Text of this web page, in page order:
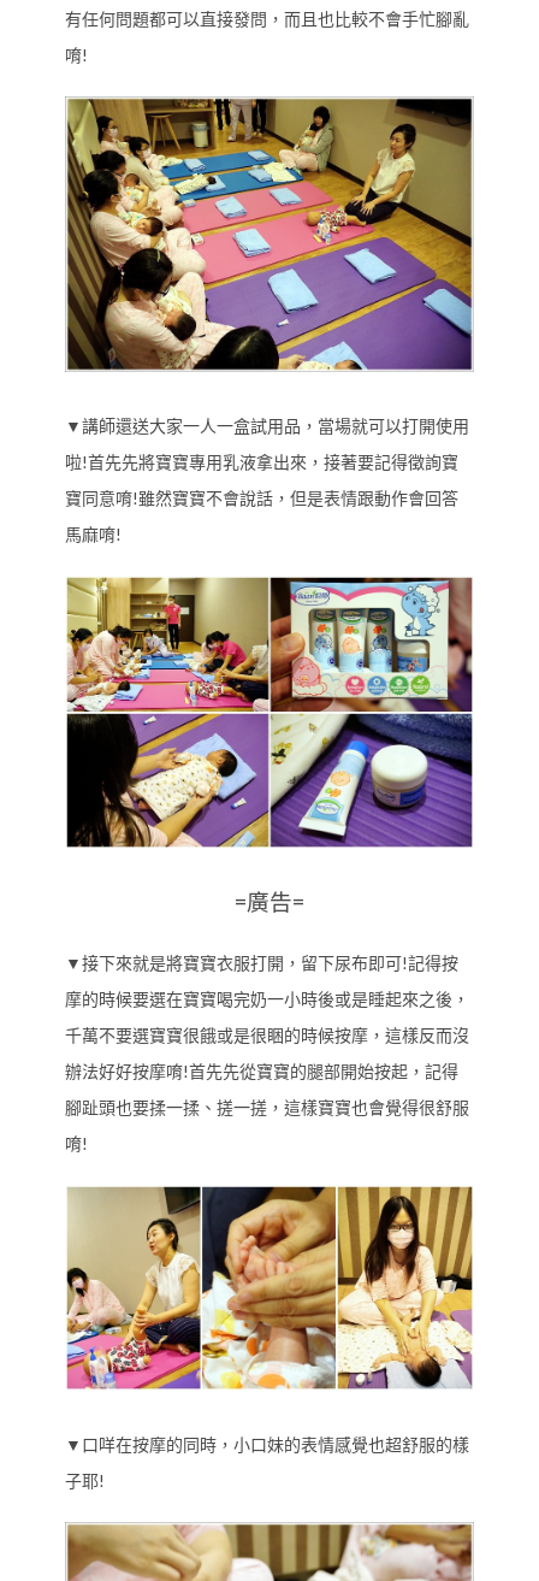
有任何問題都可以直接發問，而且也比較不會手忙腳亂
唷!
▼講師還送大家一人一盒試用品，當場就可以打開使用
啦!首先先將寶寶專用乳液拿出來，接著要記得徵詢寶
寶同意唷!雖然寶寶不會說話，但是表情跟動作會回答
馬麻唷!
=廣告=
▼接下來就是將寶寶衣服打開，留下尿布即可!記得按
摩的時候要選在寶寶喝完奶一小時後或是睡起來之後，
千萬不要選寶寶很餓或是很睏的時候按摩，這樣反而沒
辦法好好按摩唷!首先先從寶寶的腿部開始按起，記得
腳趾頭也要揉一揉、搓一搓，這樣寶寶也會覺得很舒服
唷!
▼口咩在按摩的同時，小口妹的表情感覺也超舒服的樣
子耶!